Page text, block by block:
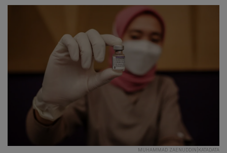
MUHAMMAD ZAENUDDIN|KATADATA